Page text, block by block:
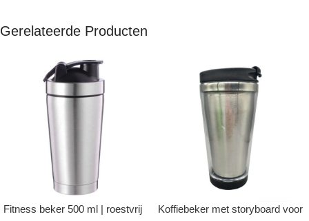
Gerelateerde Producten
Fitness beker 500 ml | roestvrij
Koffiebeker met storyboard voor